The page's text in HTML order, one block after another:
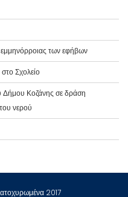
εμμηνόρροιας των εφήβων
Σχολείο
Κοζάνης σε δράση
νερού
2017